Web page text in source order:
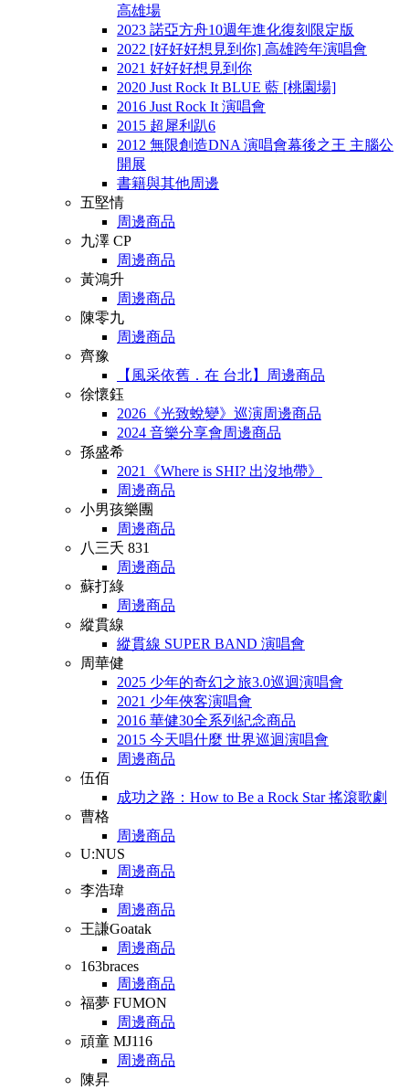
高雄場
2023 諾亞方舟10週年進化復刻限定版
2022 [好好好想見到你] 高雄跨年演唱會
2021 好好好想見到你
2020 Just Rock It BLUE 藍 [桃園場]
2016 Just Rock It 演唱會
2015 超犀利趴6
2012 無限創造DNA 演唱會幕後之王 主腦公
開展
書籍與其他周邊
五堅情
周邊商品
九澤 CP
周邊商品
黃鴻升
周邊商品
陳零九
周邊商品
齊豫
【風采依舊．在 台北】周邊商品
徐懷鈺
2026《光致蛻變》巡演周邊商品
2024 音樂分享會周邊商品
孫盛希
2021《Where is SHI? 出沒地帶》
周邊商品
小男孩樂團
周邊商品
八三夭 831
周邊商品
蘇打綠
周邊商品
縱貫線
縱貫線 SUPER BAND 演唱會
周華健
2025 少年的奇幻之旅3.0巡迴演唱會
2021 少年俠客演唱會
2016 華健30全系列紀念商品
2015 今天唱什麼 世界巡迴演唱會
周邊商品
伍佰
成功之路：How to Be a Rock Star 搖滾歌劇
曹格
周邊商品
U:NUS
周邊商品
李浩瑋
周邊商品
王謙Goatak
周邊商品
163braces
周邊商品
福夢 FUMON
周邊商品
頑童 MJ116
周邊商品
陳昇